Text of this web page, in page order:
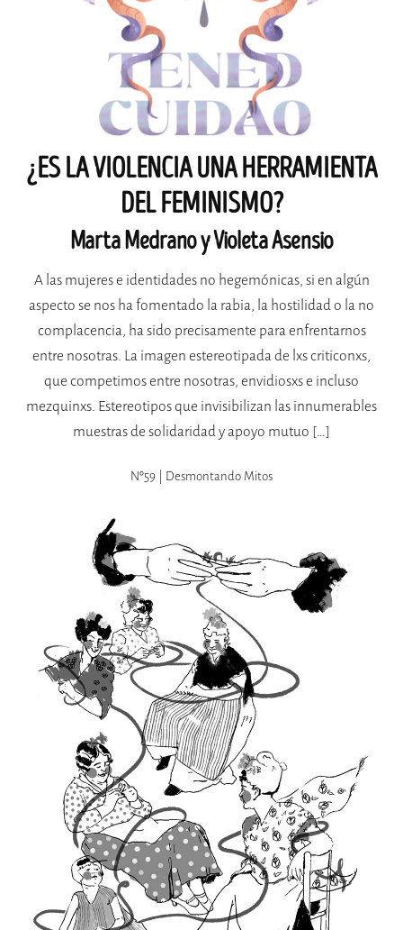
¿ES LA VIOLENCIA UNA HERRAMIENTA
DEL FEMINISMO?
Marta Medrano y Violeta Asensio
A las mujeres e identidades no hegemónicas, si en algún
aspecto se nos ha fomentado la rabia, la hostilidad o la no
complacencia, ha sido precisamente para enfrentarnos
entre nosotras. La imagen estereotipada de lxs criticonxs,
que competimos entre nosotras, envidiosxs e incluso
mezquinxs. Estereotipos que invisibilizan las innumerables
muestras de solidaridad y apoyo mutuo […]
Nº59 | Desmontando Mitos